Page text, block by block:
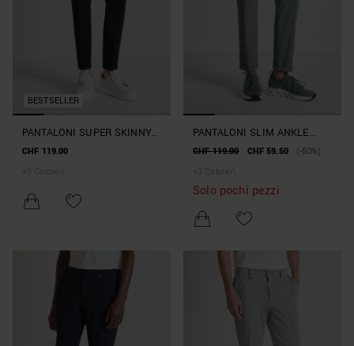
BESTSELLER
PANTALONI SUPER SKINNY
FIT "ASHE" IN MISTO
CHF 119.00
+ 3 Colore/i
PANTALONI SLIM ANKLE
LENGHT FIT "RAD" IN
CHF 119.00 CHF 59.50
(-50%)
+ 3 Colore/i
Solo pochi pezzi